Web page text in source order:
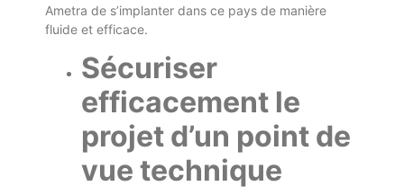
Ametra de s’implanter dans ce pays de manière
fluide et efficace.
Sécuriser
efficacement le
projet d’un point de
vue technique